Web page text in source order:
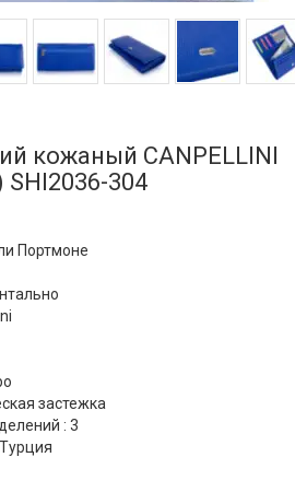
кожаный CANPELLINI
304
Портмоне
застежка
: 3